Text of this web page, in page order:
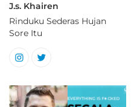
J.s. Khairen
Rinduku Sederas Hujan
Sore Itu